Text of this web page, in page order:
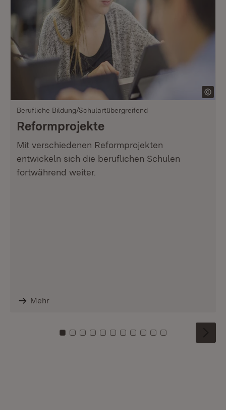
Berufliche Bildung/Schulartübergreifend
Reformprojekte
Mit verschiedenen Reformprojekten
entwickeln sich die beruflichen Schulen
fortwährend weiter.
Mehr
Zu Kachel: 0
Zu Kachel: 1
Zu Kachel: 2
Zu Kachel: 3
Zu Kachel: 4
Zu Kachel: 5
Zu Kachel: 6
Zu Kachel: 7
Zu Kachel: 8
Zu Kachel: 9
Zu Kachel: 10